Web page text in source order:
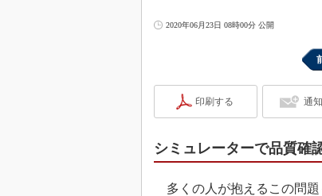
2020年06月23日 08時00分 公開
印刷する 通
シミュレーターで品質確
多くの人が抱えるこの問題